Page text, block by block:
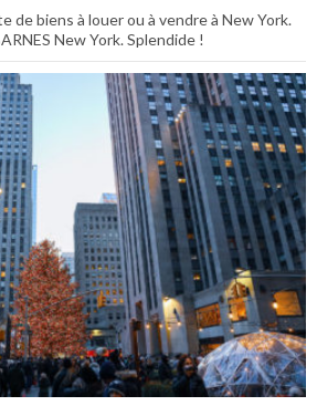
de biens à louer ou à vendre à New York.
New York. Splendide !